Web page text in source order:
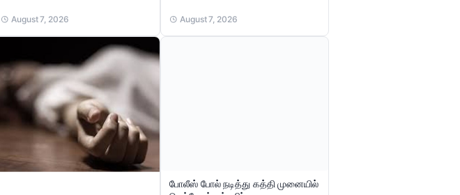
August 7, 2026 August 7, 2026
போலீஸ் போல் நடித்து கத்தி முனையில்